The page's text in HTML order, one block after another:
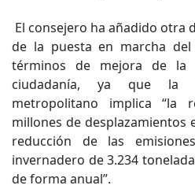
El consejero ha añadido otra
de la puesta en marcha
términos de mejora de
ciudadanía, ya que la
metropolitano implica “la
millones de desplazamientos
reducción de las
invernadero de 3.234
de forma anual”.